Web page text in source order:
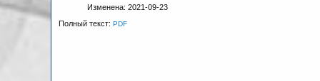
Изменена: 2021-09-23
Полный текст:PDF